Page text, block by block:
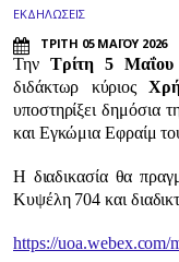
ΕΚΔΗΛΩΣΕΙΣ
ΤΡΙΤΗ 05 ΜΑΪΟΥ 2026
Την Τρίτη 5 Μαΐου
διδάκτωρ κύριος
υποστηρίξει δημόσια
και Εγκώμια Εφραίμ
Η διαδικασία θα
Κυψέλη 704 και
https://uoa.webex.com/